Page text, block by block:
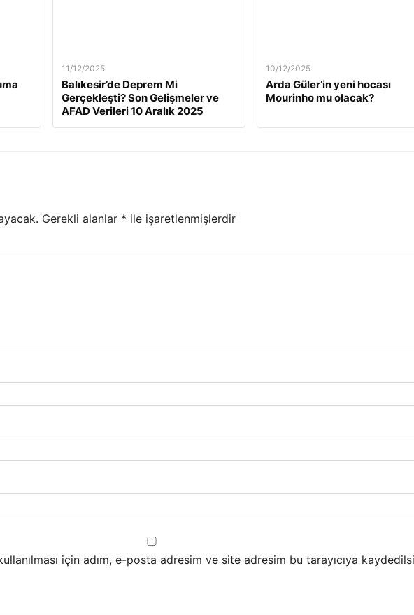
11/12/2025
Balıkesir’de Deprem Mi
Gerçekleşti? Son Gelişmeler ve
AFAD Verileri 10 Aralık 2025
10/12/2025
Arda Güler’in yeni hocası
Mourinho mu olacak?
Gerekli alanlar * ile işaretlenmişlerdir
için adım, e-posta adresim ve site adresim bu tarayıcıya